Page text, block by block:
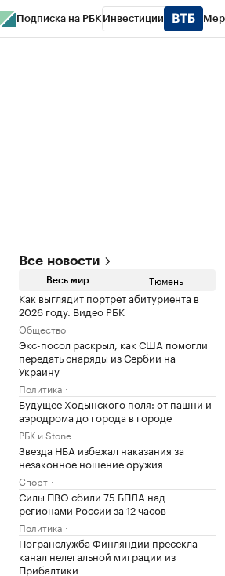
Подписка на РБК Инвестиции
Все новости
Весь мир Тюмень
Как выглядит портрет абитуриента в
2026 году. Видео РБК
Общество
Экс-посол раскрыл, как США помогли
передать снаряды из Сербии на
Украину
Политика
Будущее Ходынского поля: от пашни и
аэродрома до города в городе
РБК и Stone
Звезда НБА избежал наказания за
незаконное ношение оружия
Спорт
Силы ПВО сбили 75 БПЛА над
регионами России за 12 часов
Политика
Погранслужба Финляндии пресекла
канал нелегальной миграции из
Прибалтики